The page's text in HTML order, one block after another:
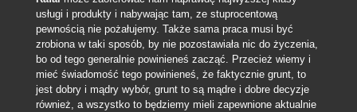
usługi i produkty i nabywając tam, ze stuprocentową
pewnością nie pożałujemy. Także sama praca musi być
zrobiona w taki sposób, by nie pozostawiała nic do życzenia,
bo od tego generalnie powinieneś zacząć. Przecież wiemy i
mieć świadomość tego powinieneś, że faktycznie grunt, to
jest dobry i mądry wybór, grunt to są mądre i dobre decyzje
również, a wszystko to będziemy mieli zapewnione aktualnie